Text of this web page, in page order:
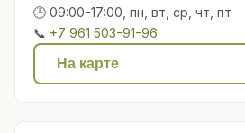
🕒 09:00-17:00, пн, вт, ср, чт, пт
📞 +7 961 503-91-96
На карте